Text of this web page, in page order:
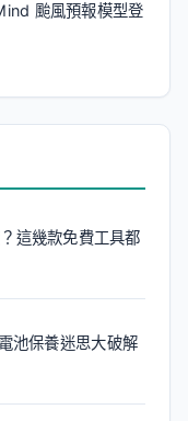
颱風預報模型登
這幾款免費工具都
池保養迷思大破解